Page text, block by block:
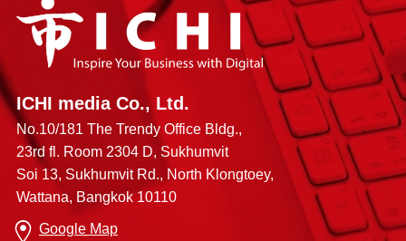
ICHI media Co., Ltd.
No.10/181 The Trendy Office Bldg.,
23rd fl. Room 2304 D, Sukhumvit
Soi 13, Sukhumvit Rd., North Klongtoey,
Wattana, Bangkok 10110
Google Map